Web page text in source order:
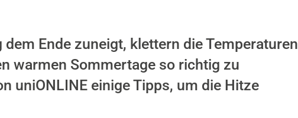
Ende zuneigt, klettern die Temperaturen
warmen Sommertage so richtig zu
uniONLINE einige Tipps, um die Hitze